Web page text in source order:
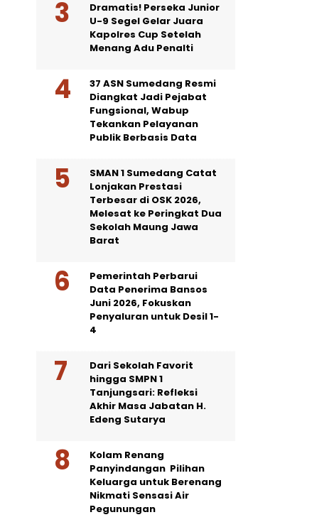
Dramatis! Perseka Junior
U-9 Segel Gelar Juara
Kapolres Cup Setelah
Menang Adu Penalti
37 ASN Sumedang Resmi
Diangkat Jadi Pejabat
Fungsional, Wabup
Tekankan Pelayanan
Publik Berbasis Data
SMAN 1 Sumedang Catat
Lonjakan Prestasi
Terbesar di OSK 2026,
Melesat ke Peringkat Dua
Sekolah Maung Jawa
Barat
Pemerintah Perbarui
Data Penerima Bansos
Juni 2026, Fokuskan
Penyaluran untuk Desil 1-
4
Dari Sekolah Favorit
hingga SMPN 1
Tanjungsari: Refleksi
Akhir Masa Jabatan H.
Edeng Sutarya
Kolam Renang
Panyindangan Pilihan
Keluarga untuk Berenang
Nikmati Sensasi Air
Pegunungan